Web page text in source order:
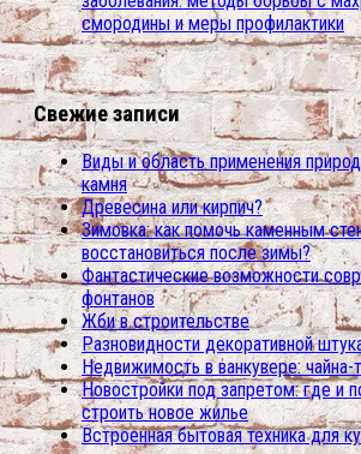
смородины и меры профилактики
Свежие записи
Виды и область применения
камня
Древесина или кирпич?
Зимовка: как помочь каменным
восстановиться после зимы?
Фантастические возможности
фонтанов
Жби в строительстве
Разновидности декоративной
Недвижимость в ванкувере: чайна-
Новостройки под запретом: где и
строить новое жилье
Встроенная бытовая техника для